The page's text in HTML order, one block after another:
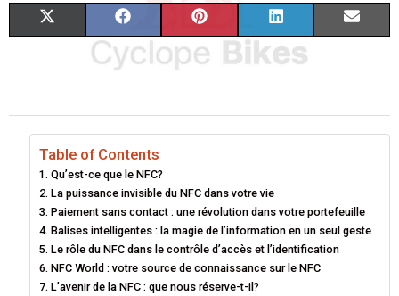
R
E
O
N
W
T
T
E
R
H
R
O
N
A
E
O
O
K
R
N
T
E
S
T
H
R
N
I
K
I
N
R
I
Table of Contents
Qu’est-ce que le NFC?
La puissance invisible du NFC dans votre vie
Paiement sans contact : une révolution dans votre portefeuille
Balises intelligentes : la magie de l’information en un seul geste
Le rôle du NFC dans le contrôle d’accès et l’identification
NFC World : votre source de connaissance sur le NFC
L’avenir de la NFC : que nous réserve-t-il?